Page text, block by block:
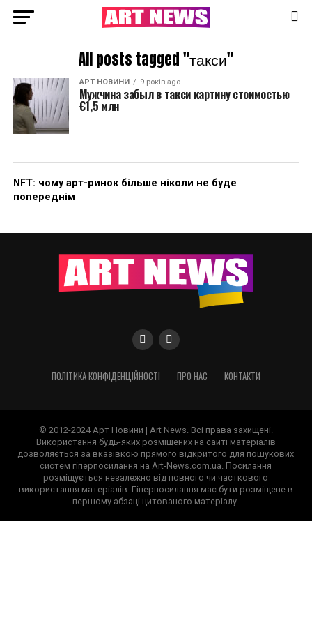
All posts tagged "такси"
АРТ НОВИНИ 9 років ago
Мужчина забыл в такси картину стоимостью
€1,5 млн
NFT: чому арт-ринок більше ніколи не буде
попереднім
ПОЛІТИКА КОНФІДЕНЦІЙНОСТІ ПРО НАС КОНТАКТИ
© 2012-2024 Арт Новини | Art News. Всі права захищені.
Використання будь-яких розміщених на сайті матеріалів
дозволяється за вказівкою прямого відкритого для пошукових
систем гіперпосилання на Art-News.com.ua. Посилання
розміщується незалежно від повного чи часткового
використання матеріалів. Гіперпосилання має бути розміщене в
першому абзаці цитованого матеріалу.